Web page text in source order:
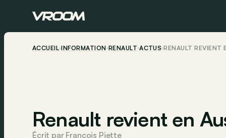
ACCUEIL INFORMATION RENAULT ACTUS RENAULT REVIENT
Renault revient en
Écrit par François Piette